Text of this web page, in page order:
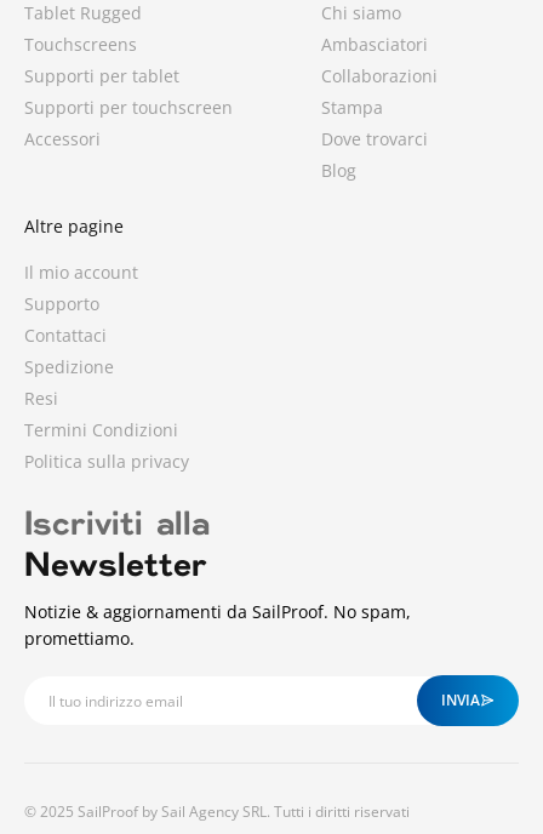
Tablet Rugged
Touchscreens
Supporti per tablet
Supporti per touchscreen
Accessori
Chi siamo
Ambasciatori
Collaborazioni
Stampa
Dove trovarci
Blog
Altre pagine
Il mio account
Supporto
Contattaci
Spedizione
Resi
Termini Condizioni
Politica sulla privacy
Iscriviti alla
Newsletter
Notizie & aggiornamenti da SailProof. No spam,
promettiamo.
INVIA
© 2025 SailProof by Sail Agency SRL. Tutti i diritti riservati